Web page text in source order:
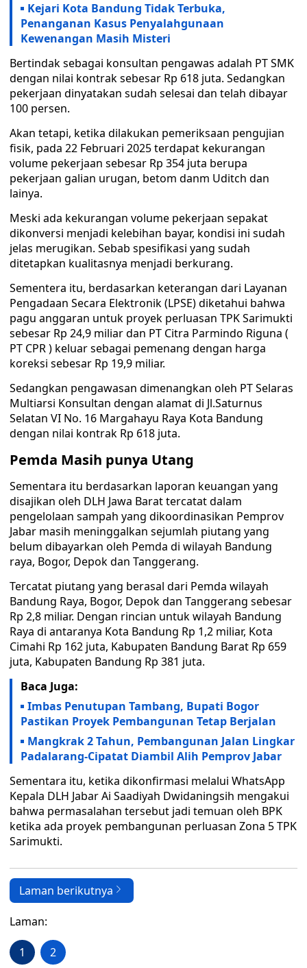
Kejari Kota Bandung Tidak Terbuka,
Penanganan Kasus Penyalahgunaan
Kewenangan Masih Misteri
Bertindak sebagai konsultan pengawas adalah PT SMK
dengan nilai kontrak sebesar Rp 618 juta. Sedangkan
pekerjaan dinyatakan sudah selesai dan telah dibayar
100 persen.
Akan tetapi, ketika dilakukan pemeriksaan pengujian
fisik, pada 22 Februari 2025 terdapat kekurangan
volume pekerjaan sebesar Rp 354 juta berupa
pekerjaan galian urugan, betom danm Uditch dan
lainya.
Meski ada kekurangan volume pekerjaan sepakat
dikonversi menjadi kelebihan bayar, kondisi ini sudah
jelas merugikan. Sebab spesifikasi yang sudah
ditetapkan kualitasnya menjadi berkurang.
Sementera itu, berdasarkan keterangan dari Layanan
Pengadaan Secara Elektronik (LPSE) diketahui bahwa
pagu anggaran untuk proyek perluasan TPK Sarimukti
sebesar Rp 24,9 miliar dan PT Citra Parmindo Riguna (
PT CPR ) keluar sebagai pemenang dengan harga
koreksi sebesar Rp 19,9 miliar.
Sedangkan pengawasan dimenangkan oleh PT Selaras
Multiarsi Konsultan dengan alamat di Jl.Saturnus
Selatan VI No. 16 Margahayu Raya Kota Bandung
dengan nilai kontrak Rp 618 juta.
Pemda Masih punya Utang
Sementara itu berdasarkan laporan keuangan yang
disajikan oleh DLH Jawa Barat tercatat dalam
pengelolaan sampah yang dikoordinasikan Pemprov
Jabar masih meninggalkan sejumlah piutang yang
belum dibayarkan oleh Pemda di wilayah Bandung
raya, Bogor, Depok dan Tanggerang.
Tercatat piutang yang berasal dari Pemda wilayah
Bandung Raya, Bogor, Depok dan Tanggerang sebesar
Rp 2,8 miliar. Dengan rincian untuk wilayah Bandung
Raya di antaranya Kota Bandung Rp 1,2 miliar, Kota
Cimahi Rp 162 juta, Kabupaten Bandung Barat Rp 659
juta, Kabupaten Bandung Rp 381 juta.
Baca Juga:
Imbas Penutupan Tambang, Bupati Bogor
Pastikan Proyek Pembangunan Tetap Berjalan
Mangkrak 2 Tahun, Pembangunan Jalan Lingkar
Padalarang-Cipatat Diambil Alih Pemprov Jabar
Sementara itu, ketika dikonfirmasi melalui WhatsApp
Kepala DLH Jabar Ai Saadiyah Dwidaningsih mengakui
bahwa permasalahan tersebut jadi temuan oleh BPK
ketika ada proyek pembangunan perluasan Zona 5 TPK
Sarimukti.
Laman berikutnya
Laman:
1 2